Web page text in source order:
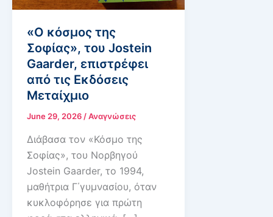
«Ο κόσμος της
Σοφίας», του Jostein
Gaarder, επιστρέφει
από τις Εκδόσεις
Μεταίχμιο
June 29, 2026/Αναγνώσεις
Διάβασα τον «Κόσμο της
Σοφίας», του Νορβηγού
Jostein Gaarder, το 1994,
μαθήτρια Γ΄γυμνασίου, όταν
κυκλοφόρησε για πρώτη